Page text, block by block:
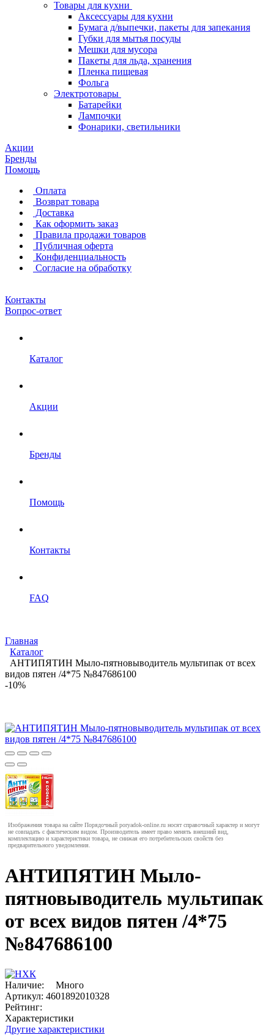
Товары для кухни
Аксессуары для кухни
Бумага д/выпечки, пакеты для запекания
Губки для мытья посуды
Мешки для мусора
Пакеты для льда, хранения
Пленка пищевая
Фольга
Электротовары
Батарейки
Лампочки
Фонарики, светильники
Акции
Бренды
Помощь
Оплата
Возврат товара
Доставка
Как оформить заказ
Правила продажи товаров
Публичная оферта
Конфиденциальность
Согласие на обработку
Контакты
Вопрос-ответ
Каталог
Акции
Бренды
Помощь
Контакты
FAQ
Главная
Каталог
АНТИПЯТИН Мыло-пятновыводитель мультипак от всех
видов пятен /4*75 №847686100
-10%
Изображения товара на сайте Порядочный poryadok-online.ru носят справочный характер и могут
не совпадать с фактическим видом. Производитель имеет право менять внешний вид,
комплектацию и характеристики товара, не снижая его потребительских свойств без
предварительного уведомления.
АНТИПЯТИН Мыло-
пятновыводитель мультипак
от всех видов пятен /4*75
№847686100
Наличие:
Много
Артикул: 4601892010328
Рейтинг:
Характеристики
Другие характеристики